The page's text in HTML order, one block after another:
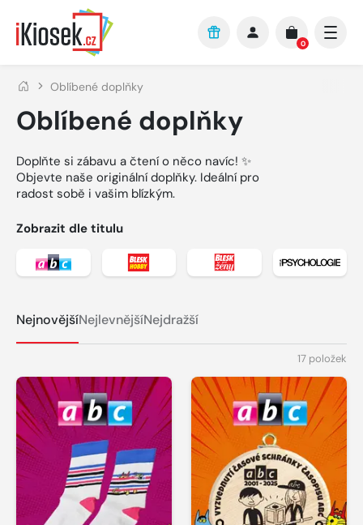
Přejít na hlavní obsah
0
Oblíbené doplňky
Oblíbené doplňky
Doplňte si zábavu a čtení o něco navíc! ✨
Objevte naše originální doplňky. Ideální pro
radost sobě i vašim blízkým.
Zobrazit dle titulu
Zobrazit detail titulu abcZobrazit detail titulu BLESK Hobby
Zobrazit detail titulu
Zobrazit
NejnovějšíNejlevnějšíNejdražší
17 položek